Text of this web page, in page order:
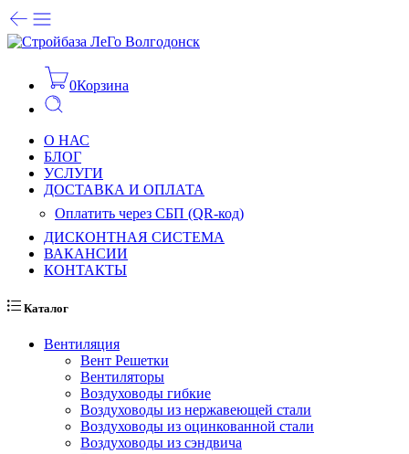
0Корзина
О НАС
БЛОГ
УСЛУГИ
ДОСТАВКА И ОПЛАТА
Оплатить через СБП (QR-код)
ДИСКОНТНАЯ СИСТЕМА
ВАКАНСИИ
КОНТАКТЫ
Каталог
Вентиляция
Вент Решетки
Вентиляторы
Воздуховоды гибкие
Воздуховоды из нержавеющей стали
Воздуховоды из оцинкованной стали
Воздуховоды из сэндвича